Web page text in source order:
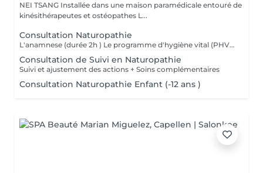
NEI TSANG Installée dans une maison paramédicale entouré de
kinésithérapeutes et ostéopathes L...
Consultation Naturopathie
L'anamnese (durée 2h ) Le programme d'hygiène vital (PHV) Je vous remettrai un programme d'hygiène vital, par mail, sous quelques jours , Il est constitué de conseils naturopathiques personnalisés et dédiés pour une prise en charge globale des différents plans de la santé (alimentation, activités physiques, gestion psycho-émotionnel) et pourra être complété selon le cas par des complémentations nutritionnelles. Nous ferons un point par téléphone afin de vous donner plus amples explications sur ces conseils.
Consultation de Suivi en Naturopathie
Suivi et ajustement des actions + Soins complémentaires
Consultation Naturopathie Enfant (-12 ans )